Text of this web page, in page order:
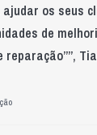
ajudar os seus
de
reparação””,